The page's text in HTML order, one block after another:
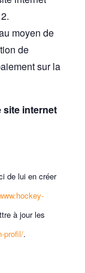
moyen de
de
sur la
site internet
de lui en créer
à jour les
profil/.